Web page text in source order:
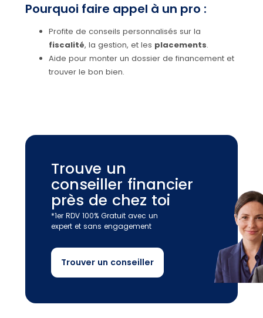
Pourquoi faire appel à un pro :
Profite de conseils personnalisés sur la
fiscalité, la gestion, et les placements.
Aide pour monter un dossier de financement et
trouver le bon bien.
Trouve un
conseiller financier
près de chez toi
*1er RDV 100% Gratuit avec un
expert et sans engagement
Trouver un conseiller